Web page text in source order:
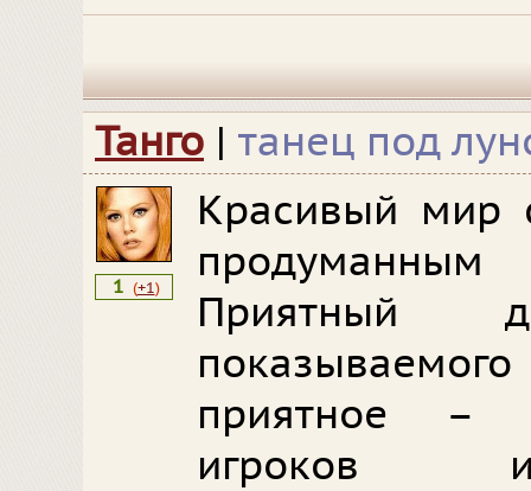
Танго | танец под
1 (+1)
Красивый мир
Приятный
приятное –
игроков